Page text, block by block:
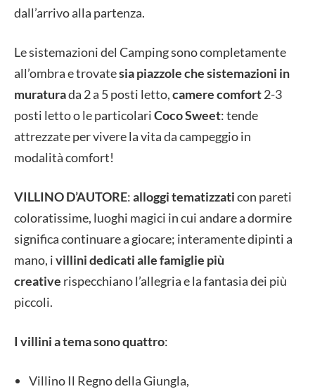
dall’arrivo alla partenza.
Le sistemazioni del Camping sono completamente
all’ombra e trovatesia piazzole che sistemazioni in
muraturada 2 a 5 posti letto,camere comfort2-3
posti letto o le particolariCoco Sweet: tende
attrezzate per vivere la vita da campeggio in
modalità comfort!
VILLINO D’AUTORE:alloggi tematizzaticon pareti
coloratissime, luoghi magici in cui andare a dormire
significa continuare a giocare; interamente dipinti a
mano, ivillini dedicati alle famiglie più
creative rispecchiano l’allegria e la fantasia dei più
piccoli.
I villini a tema sono quattro:
Villino Il Regno della Giungla,